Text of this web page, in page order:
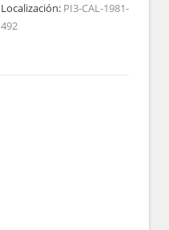
Localización: PI3-CAL-1981-
492